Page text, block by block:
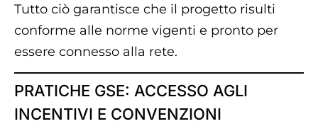
Tutto ciò garantisce che il progetto risulti
conforme alle norme vigenti e pronto per
essere connesso alla rete.
PRATICHE GSE: ACCESSO AGLI
INCENTIVI E CONVENZIONI